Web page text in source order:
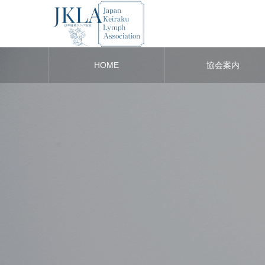
HOME 協会案内